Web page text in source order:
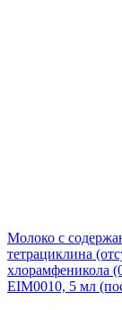
Молоко с
тетрациклина
хлорамфеникола
EIM0010, 5 мл